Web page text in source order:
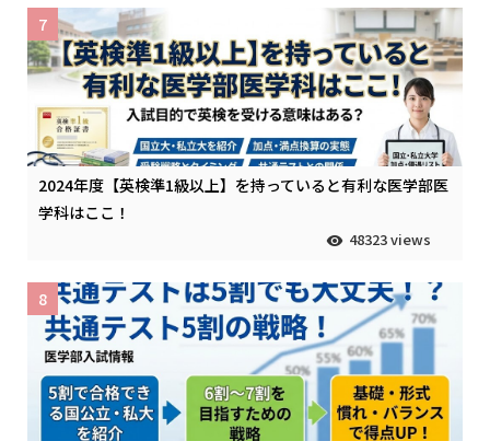
2024年度【英検準1級以上】を持っていると有利な医学部医
学科はここ！
48323 views
7
8